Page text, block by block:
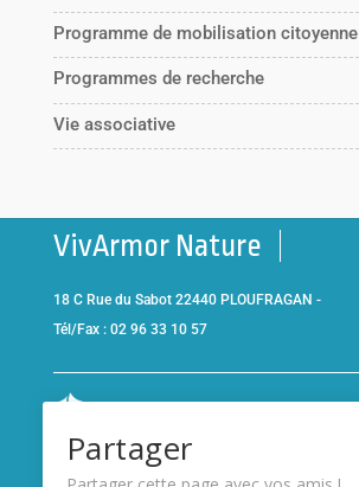
Programme de mobilisation citoyenne
Programmes de recherche
Vie associative
VivArmor Nature
18 C Rue du Sabot 22440 PLOUFRAGAN -
Tél/Fax : 02 96 33 10 57
Brieucet adhérent de l’association
Partager